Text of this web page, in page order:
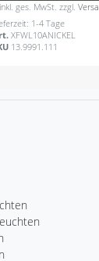
inkl. ges. MwSt. zzgl.
1-4 Tage
XFWL10ANICKEL
13.9991.111